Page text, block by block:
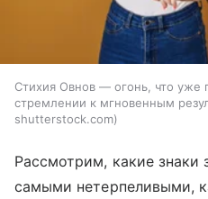
Стихия Овнов — огонь, что уже
стремлении к мгновенным
shutterstock.com
Рассмотрим, какие знаки
самыми нетерпеливыми,